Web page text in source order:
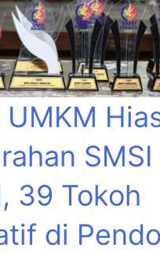
UMKM
SMSI
39 Tokoh
di